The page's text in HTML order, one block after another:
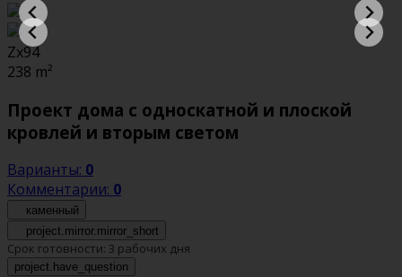
Zx94
238 m²
Проект дома с односкатной и плоской
кровлей и вторым светом
Варианты: 0
Комментарии: 0
каменный
project.mirror.mirror_short
Срок готовности: 3 рабочих дня
project.have_question